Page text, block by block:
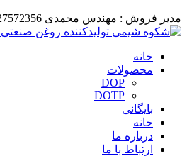
مدیر فروش : مهندس محمدی 09127572356
خانه
محصولات
DOP
DOTP
بایگانی
خانه
درباره ما
ارتباط با ما